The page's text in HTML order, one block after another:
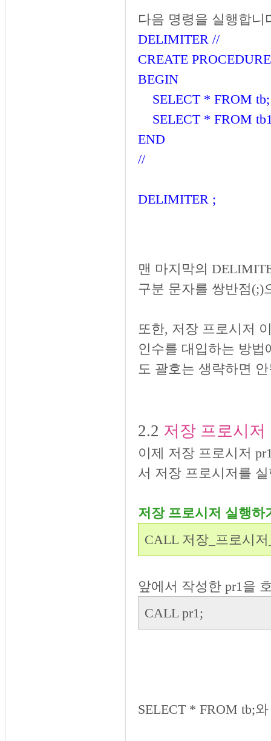
다음 명령을 실행합니
DELIMITER //
CREATE
BEGIN
SELECT * FROM tb;
SELECT * FROM
END
//
DELIMITER ;
맨 마지막의
구분 문자를 쌍반점(;)
또한, 저장 프로시저
인수를 대입하는 방
도 괄호는 생략하면
2.2 저장 프로시저
이제 저장 프로시저
서 저장 프로시저를
저장 프로시저 실행하
CALL 저장_프로시
앞에서 작성한 pr1을
CALL pr1;
SELECT * FROM tb;